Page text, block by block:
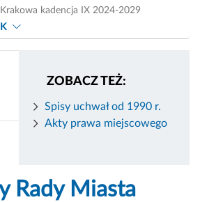
kadencja IX 2024-2029
ZOBACZ TEŻ:
Spisy uchwał od 1990 r.
Akty prawa miejscowego
Rady Miasta